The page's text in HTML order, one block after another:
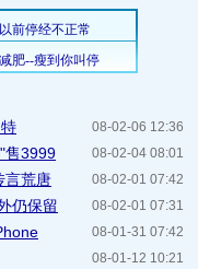
08-02-06 12:36
08-02-04 08:01
售3999
08-02-01 07:42
言荒唐
08-02-01 07:31
仍保留
08-01-31 07:42
08-01-12 10:21